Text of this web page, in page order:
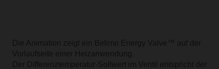
Die Animation zeigt ein Belimo Energy Valve™ auf der
Vorlaufseite einer Heizanwendung.
Der Differenztemperatur-Sollwert im Ventil entspricht der